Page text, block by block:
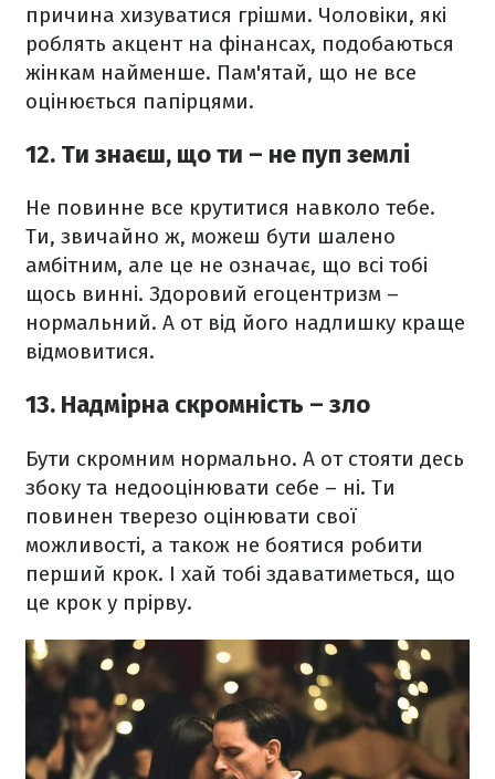
причина хизуватися грішми. Чоловіки, які
роблять акцент на фінансах, подобаються
жінкам найменше. Пам'ятай, що не все
оцінюється папірцями.
12. Ти знаєш, що ти – не пуп землі
Не повинне все крутитися навколо тебе.
Ти, звичайно ж, можеш бути шалено
амбітним, але це не означає, що всі тобі
щось винні. Здоровий егоцентризм –
нормальний. А от від його надлишку краще
відмовитися.
13. Надмірна скромність – зло
Бути скромним нормально. А от стояти десь
збоку та недооцінювати себе – ні. Ти
повинен тверезо оцінювати свої
можливості, а також не боятися робити
перший крок. І хай тобі здаватиметься, що
це крок у прірву.